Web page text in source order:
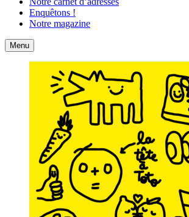
Enquêtons !
Notre magazine
Accueil
Menu Contact